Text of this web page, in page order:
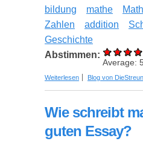
bildung
mathe
Zahlen
addition
Geschichte
Abstimmen:
Average:
Weiterlesen über Hilfe! Römische
Blog von
Wie schreibt
guten Essay?